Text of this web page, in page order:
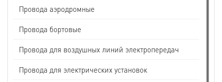
Провода аэродромные
Провода бортовые
Провода для воздушных линий электропередач
Провода для электрических установок